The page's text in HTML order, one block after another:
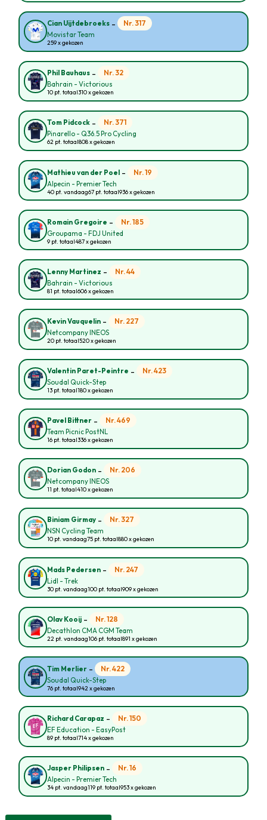
Cian Uijtdebroeks - Nr. 317
Movistar Team
259 x gekozen
Phil Bauhaus - Nr. 32
Bahrain - Victorious
10 pt. totaal310 x gekozen
Tom Pidcock - Nr. 371
Pinarello - Q36.5 Pro Cycling
62 pt. totaal808 x gekozen
Mathieu van der Poel - Nr. 19
Alpecin - Premier Tech
40 pt. vandaag67 pt. totaal936 x gekozen
Romain Gregoire - Nr. 185
Groupama - FDJ United
9 pt. totaal487 x gekozen
Lenny Martinez - Nr. 44
Bahrain - Victorious
81 pt. totaal606 x gekozen
Kevin Vauquelin - Nr. 227
Netcompany INEOS
20 pt. totaal520 x gekozen
Valentin Paret-Peintre - Nr. 423
Soudal Quick-Step
13 pt. totaal180 x gekozen
Pavel Bittner - Nr. 469
Team Picnic PostNL
16 pt. totaal336 x gekozen
Dorian Godon - Nr. 206
Netcompany INEOS
11 pt. totaal410 x gekozen
Biniam Girmay - Nr. 327
NSN Cycling Team
10 pt. vandaag75 pt. totaal880 x gekozen
Mads Pedersen - Nr. 247
Lidl - Trek
30 pt. vandaag100 pt. totaal909 x gekozen
Olav Kooij - Nr. 128
Decathlon CMA CGM Team
22 pt. vandaag106 pt. totaal891 x gekozen
Tim Merlier - Nr. 422
Soudal Quick-Step
76 pt. totaal942 x gekozen
Richard Carapaz - Nr. 150
EF Education - EasyPost
89 pt. totaal714 x gekozen
Jasper Philipsen - Nr. 16
Alpecin - Premier Tech
34 pt. vandaag119 pt. totaal953 x gekozen